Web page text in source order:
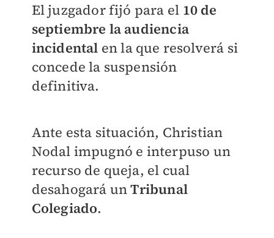
El juzgador fijó para el 10 de
septiembre la audiencia
incidental en la que resolverá si
concede la suspensión
definitiva.
Ante esta situación, Christian
Nodal impugnó e interpuso un
recurso de queja, el cual
desahogará unTribunal
Colegiado.